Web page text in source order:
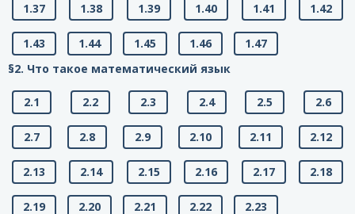
1.37 1.38 1.39 1.40 1.41 1.42
1.43 1.44 1.45 1.46
1.47
§2. Что такое математический язык
2.1 2.2 2.3 2.4 2.5 2.6
2.7 2.8 2.9 2.10 2.11 2.12
2.13 2.14 2.15 2.16 2.17 2.18
2.19 2.20 2.21 2.22
2.23